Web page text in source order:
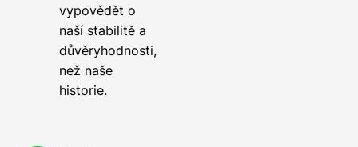
vypovědět o
naší stabilitě a
důvěryhodnosti,
než naše
historie.